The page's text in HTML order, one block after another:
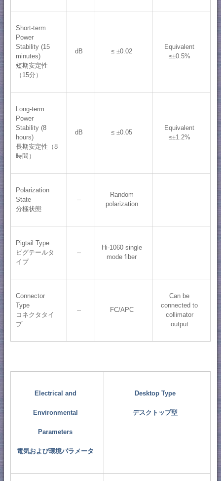
Short-term
Power
Stability (15
minutes)
短期安定性
（15分）
dB ≤ ±0.02
Equivalent
≤±0.5%
Long-term
Power
Stability (8
hours)
長期安定性（8
時間）
dB ≤ ±0.05
Equivalent
≤±1.2%
Polarization
State
分極状態
--
Random
polarization
Pigtail Type
ピグテールタ
イプ
--
Hi-1060 single
mode fiber
Connector
Type
コネクタタイ
プ
-- FC/APC
Can be
connected to
collimator
output
Electrical and
Environmental
Parameters
電気および環境パラメータ
Desktop Type
デスクトップ型